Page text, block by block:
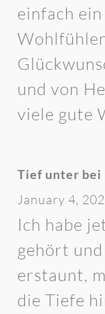
einfach
und von
viele gute
Tief unter bei
January 4,
Ich habe
gehört
erstaunt,
die Tiefe